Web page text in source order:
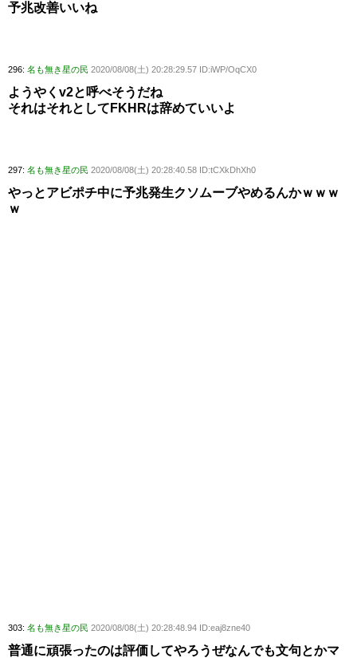
予兆改善いいね
296: 名も無き星の民 2020/08/08(土) 20:28:29.57 ID:iWP/OqCX0
ようやくv2と呼べそうだね
それはそれとしてFKHRは辞めていいよ
297: 名も無き星の民 2020/08/08(土) 20:28:40.58 ID:tCXkDhXh0
やっとアビポチ中に予兆発生クソムーブやめるんかｗｗｗ
ｗ
303: 名も無き星の民 2020/08/08(土) 20:28:48.94 ID:eaj8zne40
普通に頑張ったのは評価してやろうぜなんでも文句とかマ